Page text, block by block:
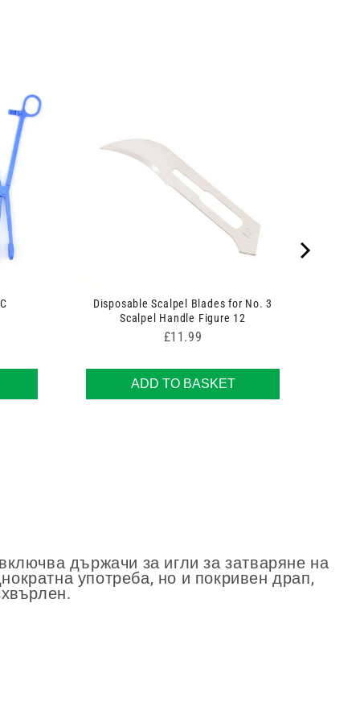
Disposable Scalpel Blades for No. 3
Scalpel Handle Figure 12
Price
£11.99
ADD TO BASKET
държачи за игли за затваряне на
употреба, но и покривен драп,